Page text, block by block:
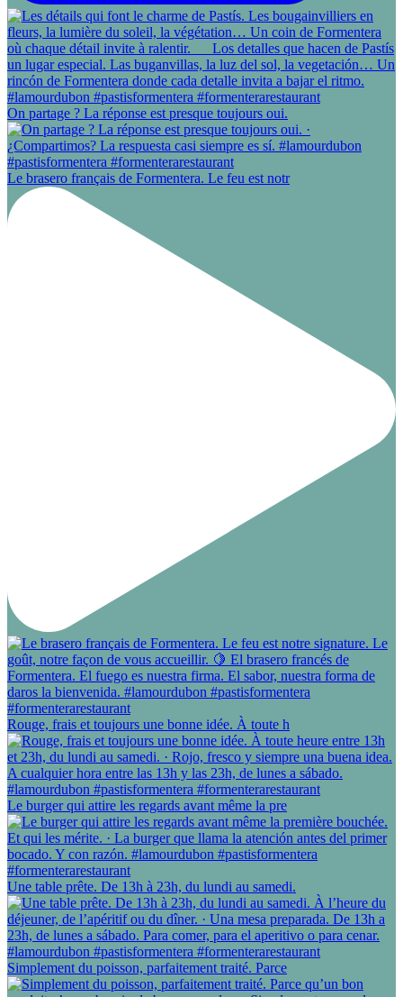
On partage ? La réponse est presque toujours oui.
Le brasero français de Formentera. Le feu est notr
Rouge, frais et toujours une bonne idée. À toute h
Le burger qui attire les regards avant même la pre
Une table prête. De 13h à 23h, du lundi au samedi.
Simplement du poisson, parfaitement traité. Parce